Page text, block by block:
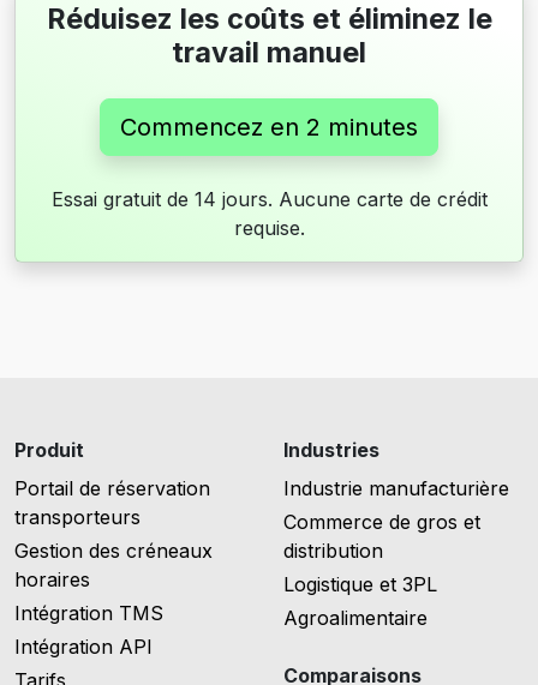
Réduisez les coûts et éliminez le
travail manuel
Commencez en 2 minutes
Essai gratuit de 14 jours. Aucune carte de crédit
requise.
Produit
Portail de réservation
transporteurs
Gestion des créneaux
horaires
Intégration TMS
Intégration API
Industries
Industrie manufacturière
Commerce de gros et
distribution
Logistique et 3PL
Agroalimentaire
Comparaisons